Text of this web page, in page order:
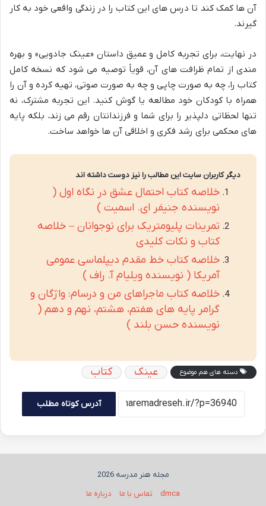
آن ها کمک کند تا درس های این کتاب را در زندگی واقعی خود به کار
گیرند.
در نهایت، برای تجربه کامل و عمیق داستان «عینک جادویی» و بهره
مندی از تمام ظرافت های آن، قویاً توصیه می شود که نسخه کامل
کتاب را، چه به صورت چاپی و چه به صورت صوتی، تهیه کرده و آن را
همراه با کودکان خود مطالعه یا گوش کنید. این تجربه مشترک، نه
تنها لحظاتی دلپذیر را برای شما و فرزندانتان رقم می زند، بلکه پایه
های محکمی برای رشد فکری و اخلاقی آن ها خواهد ساخت.
دیگر کاربران سایت این مطالب را نیز دوست داشته اند
خلاصه کتاب احتمال عشق در نگاه اول (
نویسنده جنیفر ای. اسمیت )
تمرینات پلیومتریک برای نوجوانان – خلاصه
کتاب و نکات کلیدی
خلاصه کتاب خط مقدم دیپلماسی عمومی
آمریکا ( نویسنده ویلیام آ. راف )
خلاصه کتاب ماجراهای من و درسام: واژگان و
گرامر پایه های هفتم، هشتم، نهم و دهم (
نویسنده حسن بلند )
دسته های هم موضوع عینک کتاب
آدرس کوتاه مطلب
مجله هنر مدرسه 2026
dmca
تماس با ما درباره ما